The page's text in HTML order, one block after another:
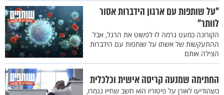
"על שותפות עם ארגון הידברות אסור
לוותר"
הקורונה כמעט גרמה לו לפשוט את הרגל, אבל
ההתעקשות של אשתו על שותפות עם הידברות
הצילה אותם
החתימה שמנעה קריסה אישית וכלכלית
כשהודיעו לאורן על פיטוריו הוא חשב שחייו נגמרו,